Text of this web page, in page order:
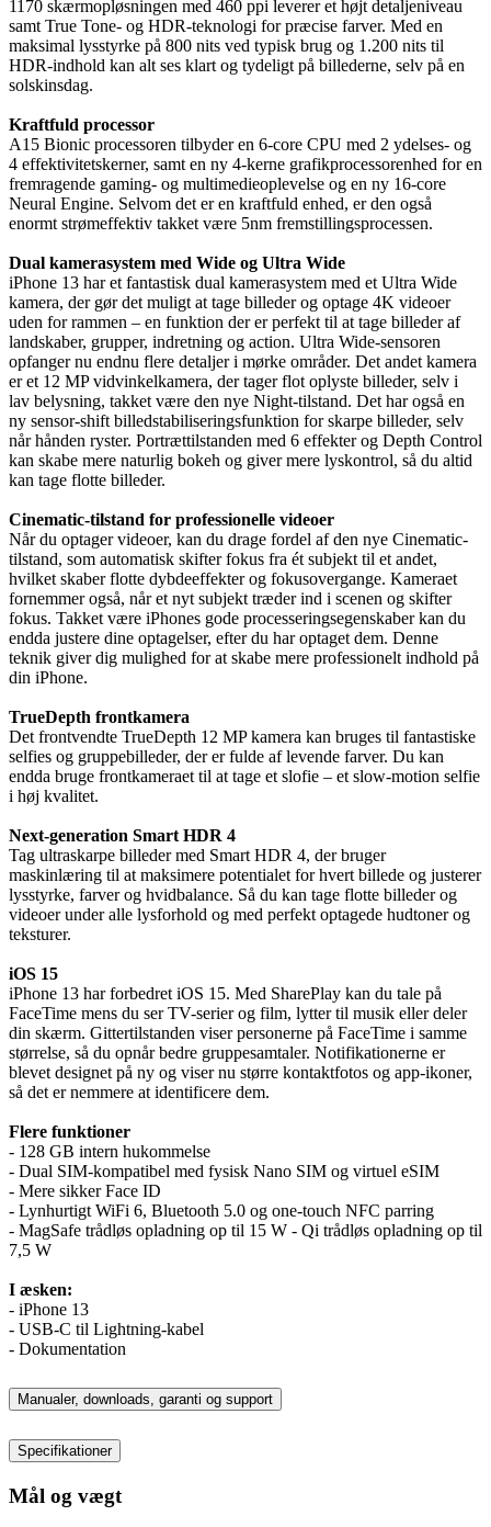
1170 skærmopløsningen med 460 ppi leverer et højt detaljeniveau
samt True Tone- og HDR-teknologi for præcise farver. Med en
maksimal lysstyrke på 800 nits ved typisk brug og 1.200 nits til
HDR-indhold kan alt ses klart og tydeligt på billederne, selv på en
solskinsdag.
Kraftfuld processor
A15 Bionic processoren tilbyder en 6-core CPU med 2 ydelses- og
4 effektivitetskerner, samt en ny 4-kerne grafikprocessorenhed for en
fremragende gaming- og multimedieoplevelse og en ny 16-core
Neural Engine. Selvom det er en kraftfuld enhed, er den også
enormt strømeffektiv takket være 5nm fremstillingsprocessen.
Dual kamerasystem med Wide og Ultra Wide
iPhone 13 har et fantastisk dual kamerasystem med et Ultra Wide
kamera, der gør det muligt at tage billeder og optage 4K videoer
uden for rammen – en funktion der er perfekt til at tage billeder af
landskaber, grupper, indretning og action. Ultra Wide-sensoren
opfanger nu endnu flere detaljer i mørke områder. Det andet kamera
er et 12 MP vidvinkelkamera, der tager flot oplyste billeder, selv i
lav belysning, takket være den nye Night-tilstand. Det har også en
ny sensor-shift billedstabiliseringsfunktion for skarpe billeder, selv
når hånden ryster. Portrættilstanden med 6 effekter og Depth Control
kan skabe mere naturlig bokeh og giver mere lyskontrol, så du altid
kan tage flotte billeder.
Cinematic-tilstand for professionelle videoer
Når du optager videoer, kan du drage fordel af den nye Cinematic-
tilstand, som automatisk skifter fokus fra ét subjekt til et andet,
hvilket skaber flotte dybdeeffekter og fokusovergange. Kameraet
fornemmer også, når et nyt subjekt træder ind i scenen og skifter
fokus. Takket være iPhones gode processeringsegenskaber kan du
endda justere dine optagelser, efter du har optaget dem. Denne
teknik giver dig mulighed for at skabe mere professionelt indhold på
din iPhone.
TrueDepth frontkamera
Det frontvendte TrueDepth 12 MP kamera kan bruges til fantastiske
selfies og gruppebilleder, der er fulde af levende farver. Du kan
endda bruge frontkameraet til at tage et slofie – et slow-motion selfie
i høj kvalitet.
Next-generation Smart HDR 4
Tag ultraskarpe billeder med Smart HDR 4, der bruger
maskinlæring til at maksimere potentialet for hvert billede og justerer
lysstyrke, farver og hvidbalance. Så du kan tage flotte billeder og
videoer under alle lysforhold og med perfekt optagede hudtoner og
teksturer.
iOS 15
iPhone 13 har forbedret iOS 15. Med SharePlay kan du tale på
FaceTime mens du ser TV-serier og film, lytter til musik eller deler
din skærm. Gittertilstanden viser personerne på FaceTime i samme
størrelse, så du opnår bedre gruppesamtaler. Notifikationerne er
blevet designet på ny og viser nu større kontaktfotos og app-ikoner,
så det er nemmere at identificere dem.
Flere funktioner
- 128 GB intern hukommelse
- Dual SIM-kompatibel med fysisk Nano SIM og virtuel eSIM
- Mere sikker Face ID
- Lynhurtigt WiFi 6, Bluetooth 5.0 og one-touch NFC parring
- MagSafe trådløs opladning op til 15 W - Qi trådløs opladning op til
7,5 W
I æsken:
- iPhone 13
- USB-C til Lightning-kabel
- Dokumentation
Manualer, downloads, garanti og support
Specifikationer
Mål og vægt